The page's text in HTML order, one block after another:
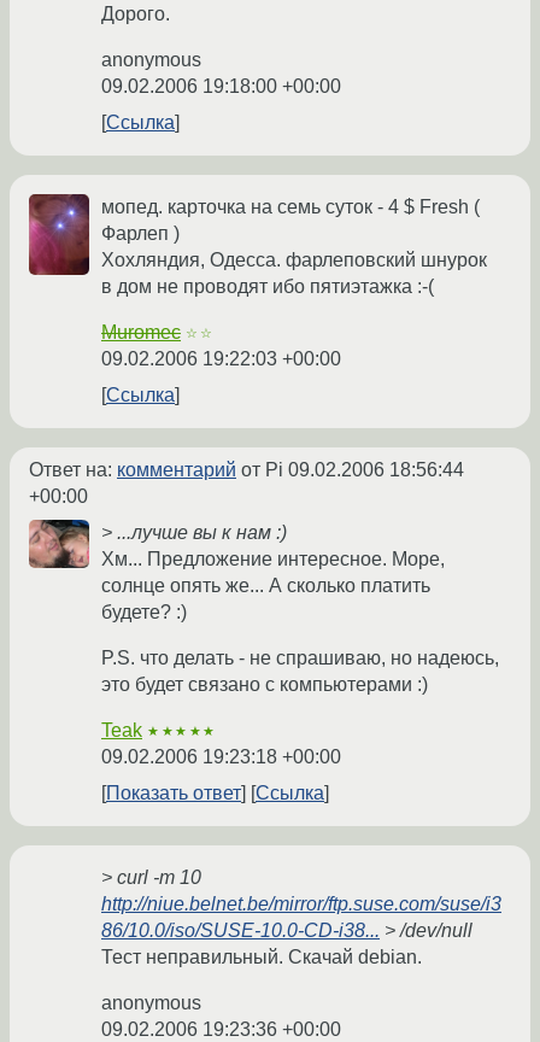
Дорого.
anonymous
09.02.2006 19:18:00 +00:00
Ссылка
мопед. карточка на семь суток - 4 $ Fresh (
Фарлеп )
Хохляндия, Одесса. фарлеповский шнурок
в дом не проводят ибо пятиэтажка :-(
Muromec ☆☆
09.02.2006 19:22:03 +00:00
Ссылка
Ответ на: комментарий от Pi 09.02.2006 18:56:44
+00:00
> ...лучше вы к нам :)
Хм... Предложение интересное. Море,
солнце опять же... А сколько платить
будете? :)
P.S. что делать - не спрашиваю, но надеюсь,
это будет связано с компьютерами :)
Teak ★★★★★
09.02.2006 19:23:18 +00:00
Показать ответ
Ссылка
> curl -m 10
http://niue.belnet.be/mirror/ftp.suse.com/suse/i3
86/10.0/iso/SUSE-10.0-CD-i38... > /dev/null
Тест неправильный. Скачай debian.
anonymous
09.02.2006 19:23:36 +00:00